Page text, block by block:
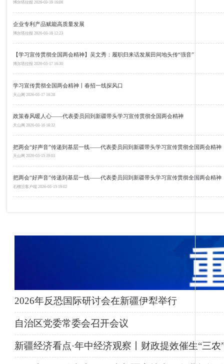
博尔塔拉报2026-03-19 16:08
企业专利产品赋能高质量发展
博尔塔拉报2026-03-18 12:23
【学习宣传贯彻全国两会精神】吴文秀：履职归来话发展田间地头传“强音”
博尔塔拉报2026-03-17 16:30
学习宣传贯彻全国两会精神丨春招一线探风口
天山网2026-03-17 16:28
政策春风暖人心——代表委员回到新疆带头学习宣传贯彻全国两会精神
天山网2026-03-16 18:32
把两会“好声音”传递到基层一线——代表委员回到新疆带头学习宣传贯彻全国两会精神
天山网2026-03-15 19:03
把两会“好声音”传递到基层一线——代表委员回到新疆带头学习宣传贯彻全国两会精神
石榴云客户端2026-03-15 19:02
2026年反恐国际研讨会在新疆伊犁举行
自治区党委常委会召开会议
新疆经济看点·年中经济观察丨财政提效催生“三农